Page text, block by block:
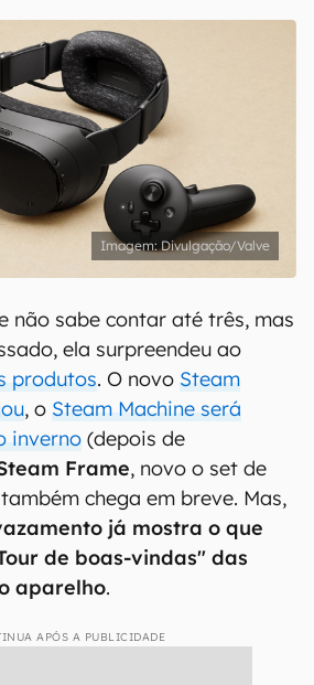
Divulgação/Valve
não sabe contar até três, mas
ela surpreendeu ao
produtos. O novo Steam
, o Steam Machine será
inverno (depois de
Frame, novo o set de
chega em breve. Mas,
já mostra o que
de boas-vindas" das
aparelho.
APÓS A PUBLICIDADE